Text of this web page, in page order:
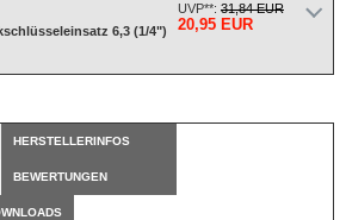
6,3 (1/4")
UVP**: 31,84 EUR
20,95 EUR
HERSTELLERINFOS
BEWERTUNGEN